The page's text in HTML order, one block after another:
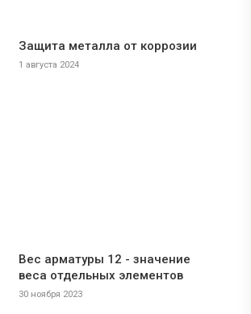
Защита металла от коррозии
1 августа 2024
Вес арматуры 12 - значение
веса отдельных элементов
30 ноября 2023